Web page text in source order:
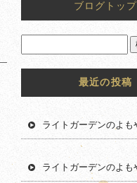
ブログトップ
最近の投稿